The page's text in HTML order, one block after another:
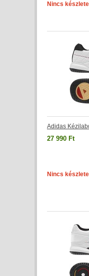
Nincs
Adidas
27 990 Ft
Nincs